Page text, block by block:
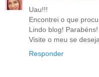
Uau!!!
Encontrei o que
Lindo blog! Parabéns!
Visite o meu se
Responder